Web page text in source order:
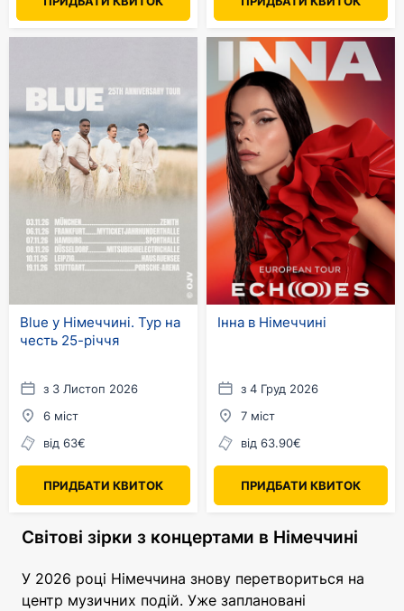
Blue у Німеччині. Тур на
честь 25-річчя
з 3 Листоп 2026
6 міст
від 63€
ПРИДБАТИ КВИТОК
Інна в Німеччині
з 4 Груд 2026
7 міст
від 63.90€
ПРИДБАТИ КВИТОК
Світові зірки з концертами в Німеччині
У 2026 році Німеччина знову перетвориться на
центр музичних подій. Уже заплановані